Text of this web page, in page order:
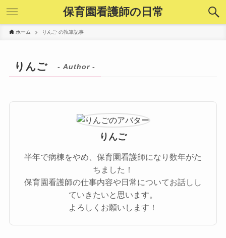
保育園看護師の日常
ホーム りんご の執筆記事
りんご - Author -
りんご
半年で病棟をやめ、保育園看護師になり数年がた
ちました！
保育園看護師の仕事内容や日常についてお話しし
ていきたいと思います。
よろしくお願いします！